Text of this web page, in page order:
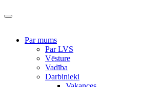
Par mums
Par LVS
Vēsture
Vadība
Darbinieki